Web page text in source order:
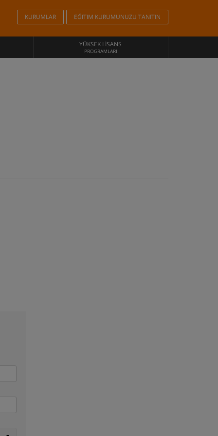
KURUMLAR EĞITIM KURUMUNUZU TANITIN
YÜKSEK LISANS
PROGRAMLARI